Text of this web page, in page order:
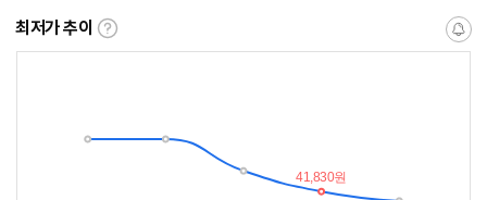
최저가 추이
최
란?
알